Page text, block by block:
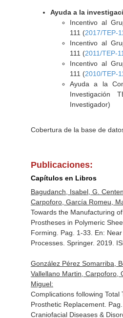
Ayuda a la
Incentivo al
111 (2017/TEP-
Incentivo al
111 (2011/TEP-
Incentivo al
111 (2010/TEP-
Ayuda a la
Investigación
Investigador)
Cobertura de la base de
Publicaciones:
Capítulos en Libros
Bagudanch, Isabel, G.
Carpoforo, García Romeu,
Towards the Manufacturing
Prostheses in Polymeric
Forming. Pag. 1-33. En:
Processes. Springer. 2019.
González Pérez Somarriba,
Vallellano Martin, Carpoforo,
Miguel:
Complications following
Prosthetic Replacement. Pag.
Craniofacial Diseases &